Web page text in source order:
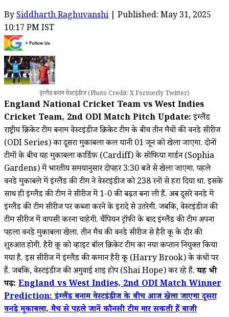
BySiddharth Raghuvanshi | Published: May 31, 2025
10:17 PM IST
इंग्लैंड बनाम वेस्टइंडीज (Photo Credit: X Formerly Twitter)
England National Cricket Team vs West Indies
Cricket Team, 2nd ODI Match Pitch Update:इंग्लैंड
राष्ट्रीय क्रिकेट टीम बनाम वेस्टइंडीज क्रिकेट टीम के बीच तीन मैचों की वनडे सीरीज
(ODI Series) का दूसरा मुकाबला कल यानी 01 जून को खेला जाएगा. दोनों
टीमों के बीच यह मुकाबला कार्डिफ़ (Cardiff) के सोफिया गार्डन (Sophia
Gardens) में भारतीय समयानुसार दोपहर 3:30 बजे से खेला जाएगा. पहले
वनडे मुकाबले में इंग्लैंड की टीम ने वेस्टइंडीज को 238 रनों से हरा दिया था. इसके
साथ ही इंग्लैंड की टीम ने सीरीज में 1-0 की बढ़त बना ली हैं. अब दूसरे वनडे में
इंग्लैंड की टीम सीरीज पर कब्जा करने के इरादे से उतरेगी. जबकि, वेस्टइंडीज की
टीम सीरीज में वापसी करना चाहेगी. चैंपियन ट्रॉफी के बाद इंग्लैंड की टीम अपना
पहला वनडे मुकाबला खेला. तीन मैच की वनडे सीरीज से हैरी ब्रूक के दौर की
शुरुआत होगी. हैरी ब्रूक को व्हाइट बॉल क्रिकेट टीम का नया कप्तान नियुक्त किया
गया है. इस सीरीज में इंग्लैंड की कमान हैरी ब्रूक (Harry Brook) के कंधों पर
हैं. जबकि, वेस्टइंडीज की अगुवाई शाइ होप (Shai Hope) कर रहे हैं.यह भी
पढ़ें: England vs West Indies, 2nd ODI Match Winner
Prediction: इंग्लैंड बनाम वेस्टइंडीज के बीच आज खेला जाएगा दूसरा
वनडे मुकाबला, मैच से पहले जानें कौनसी टीम मार सकती हैं बाजी